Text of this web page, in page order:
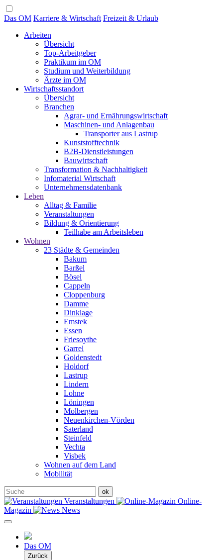
Das OM Karriere & Wirtschaft Freizeit & Urlaub
Arbeiten
Übersicht
Top-Arbeitgeber
Praktikum im OM
Studium und Weiterbildung
Ärzte im OM
Wirtschaftsstandort
Übersicht
Branchen
Agrar- und Ernährungswirtschaft
Maschinen- und Anlagenbau
Transporter aus Lastrup
Kunststofftechnik
B2B-Dienstleistungen
Bauwirtschaft
Transformation & Nachhaltigkeit
Infomaterial Wirtschaft
Unternehmensdatenbank
Leben
Alltag & Familie
Veranstaltungen
Bildung & Orientierung
Teilhabe am Arbeitsleben
Wohnen
23 Städte & Gemeinden
Bakum
Barßel
Bösel
Cappeln
Cloppenburg
Damme
Dinklage
Emstek
Essen
Friesoythe
Garrel
Goldenstedt
Holdorf
Lastrup
Lindern
Lohne
Löningen
Molbergen
Neuenkirchen-Vörden
Saterland
Steinfeld
Vechta
Visbek
Wohnen auf dem Land
Mobilität
Veranstaltungen
Online-
Magazin
News
Das OM
Zurück